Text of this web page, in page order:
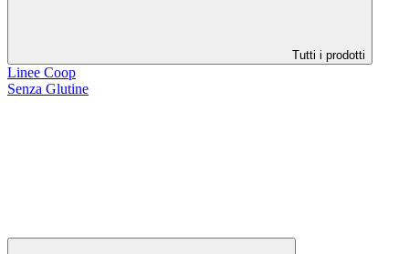
Tutti i prodotti
Linee Coop
Senza Glutine